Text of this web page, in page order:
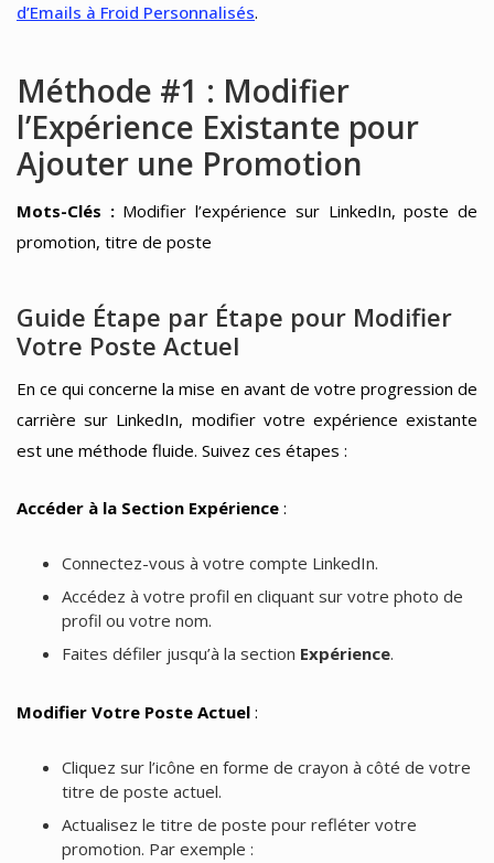
d’Emails à Froid Personnalisés.
Méthode #1 : Modifier
l’Expérience Existante pour
Ajouter une Promotion
Mots-Clés :Modifier l’expérience sur LinkedIn, poste de
promotion, titre de poste
Guide Étape par Étape pour Modifier
Votre Poste Actuel
En ce qui concerne la mise en avant de votre progression de
carrière sur LinkedIn, modifier votre expérience existante
est une méthode fluide. Suivez ces étapes :
Accéder à la Section Expérience :
Connectez-vous à votre compte LinkedIn.
Accédez à votre profil en cliquant sur votre photo de
profil ou votre nom.
Faites défiler jusqu’à la section Expérience.
Modifier Votre Poste Actuel :
Cliquez sur l’icône en forme de crayon à côté de votre
titre de poste actuel.
Actualisez le titre de poste pour refléter votre
promotion. Par exemple :